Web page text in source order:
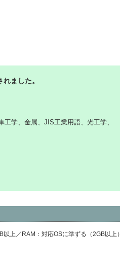
ました。
学、金属、JIS工業用語、光工学、
上／RAM：対応OSに準ずる（2GB以上）